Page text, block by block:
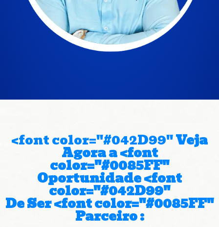
<font color="#042D99"Veja
Agora a <font
color="#0085FF"
Oportunidade <font
color="#042D99"
De Ser <font color="#0085FF"
Parceiro :